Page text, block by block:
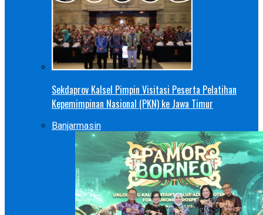
Sekdaprov Kalsel Pimpin Visitasi Peserta Pelatihan
Kepemimpinan Nasional (PKN) ke Jawa Timur
Banjarmasin